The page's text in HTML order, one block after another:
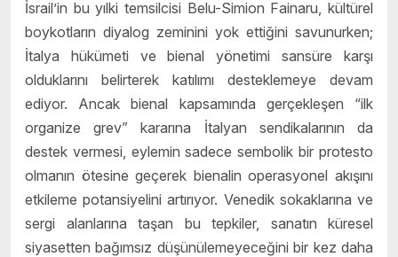
İsrail’in bu yılki temsilcisi Belu-Simion Fainaru, kültürel
boykotların diyalog zeminini yok ettiğini savunurken;
İtalya hükümeti ve bienal yönetimi sansüre karşı
olduklarını belirterek katılımı desteklemeye devam
ediyor. Ancak bienal kapsamında gerçekleşen “ilk
organize grev” kararına İtalyan sendikalarının da
destek vermesi, eylemin sadece sembolik bir protesto
olmanın ötesine geçerek bienalin operasyonel akışını
etkileme potansiyelini artırıyor. Venedik sokaklarına ve
sergi alanlarına taşan bu tepkiler, sanatın küresel
siyasetten bağımsız düşünülemeyeceğini bir kez daha